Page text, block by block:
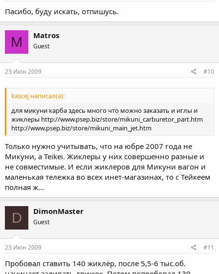
Пасибо, буду искать, отпишусь.
M Matros
Guest
23 Июн 2009 #10
kascej написал(а):
для микуни карба здесь много что можно заказать и иглы и
жиклеры http://www.psep.biz/store/mikuni_carburetor_part.htm
http://www.psep.biz/store/mikuni_main_jet.htm
Только нужно учитывать, что на юбре 2007 года не
Микуни, а Teikei. Жиклеры у них совершенно разные и
не совместимые. И если жиклеров для Микуни вагон и
маленькая тележка во всех инет-магазинах, то с Тейкеем
полная ж...
D DimonMaster
Guest
23 Июн 2009 #11
Пробовал ставить 140 жиклёр, после 5,5-6 тыс.об.